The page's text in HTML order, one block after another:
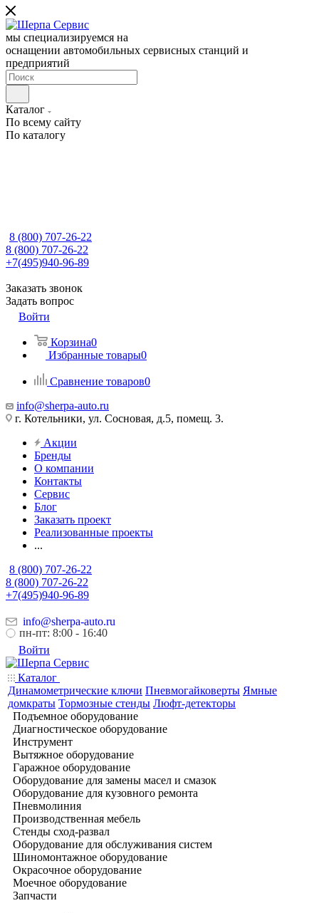
мы специализируемся на
оснащении автомобильных сервисных станций и
предприятий
Каталог
По всему сайту
По каталогу
8 (800) 707-26-22
8 (800) 707-26-22
+7(495)940-96-89
Заказать звонок
Задать вопрос
Войти
Корзина0
Избранные товары0
Сравнение товаров0
info@sherpa-auto.ru
г. Котельники, ул. Сосновая, д.5, помещ. 3.
Акции
Бренды
О компании
Контакты
Сервис
Блог
Заказать проект
Реализованные проекты
...
8 (800) 707-26-22
8 (800) 707-26-22
+7(495)940-96-89
info@sherpa-auto.ru
пн-пт: 8:00 - 16:40
Войти
Каталог
Динамометрические ключи Пневмогайковерты Ямные
домкраты Тормозные стенды Люфт-детекторы
Подъемное оборудование
Диагностическое оборудование
Инструмент
Вытяжное оборудование
Гаражное оборудование
Оборудование для замены масел и смазок
Оборудование для кузовного ремонта
Пневмолиния
Производственная мебель
Стенды сход-развал
Оборудование для обслуживания систем
Шиномонтажное оборудование
Окрасочное оборудование
Моечное оборудование
Запчасти